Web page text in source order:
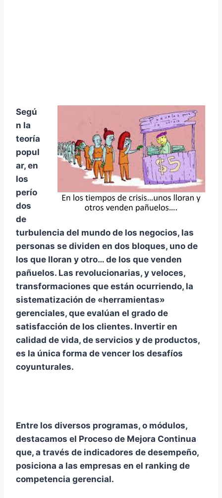
Segú
n la
teoría
popul
ar, en
los
perío
dos
de
turbulencia del mundo de los negocios, las
personas se dividen en dos bloques, uno de
los que lloran y otro… de los que venden
pañuelos. Las revolucionarias, y veloces,
transformaciones que están ocurriendo, la
sistematización de «herramientas»
gerenciales, que evalúan el grado de
satisfacción de los clientes. Invertir en
calidad de vida, de servicios y de productos,
es la única forma de vencer los desafíos
coyunturales.
Entre los diversos programas, o módulos,
destacamos el Proceso de Mejora Continua
que, a través de indicadores de desempeño,
posiciona a las empresas en el ranking de
competencia gerencial.